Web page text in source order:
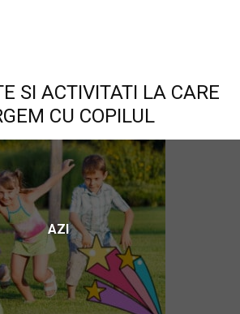
SI ACTIVITATI LA CARE
CU COPILUL
AZI